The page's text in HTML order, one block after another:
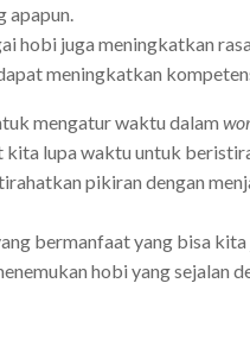
hobi juga meningkatkan
meningkatkan
mengatur waktu dalam
lupa waktu untuk
pikiran dengan
bermanfaat yang bisa
hobi yang sejalan